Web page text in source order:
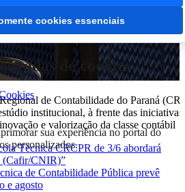
de Contabilidade do Paraná
institucional, à frente das iniciativas
e valorização da classe contábil
Técnica CRCPR de 3/6 abordará
(Cafir/CNIR)”
de Contabilidade Pública prevê
e agosto
cookies essenciais
de cookies
sua experiência no portal do
personalizados.